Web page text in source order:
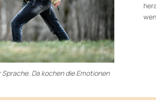
Da kochen die Emotionen